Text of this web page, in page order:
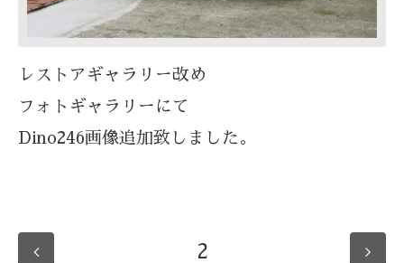
レストアギャラリー改め
フォトギャラリーにて
Dino246画像追加致しました。
2